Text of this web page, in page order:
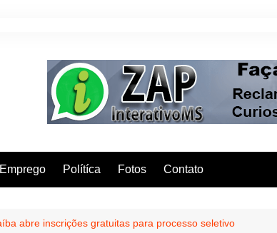
Emprego Polítíca Fotos Contato
abre inscrições gratuitas para processo seletivo